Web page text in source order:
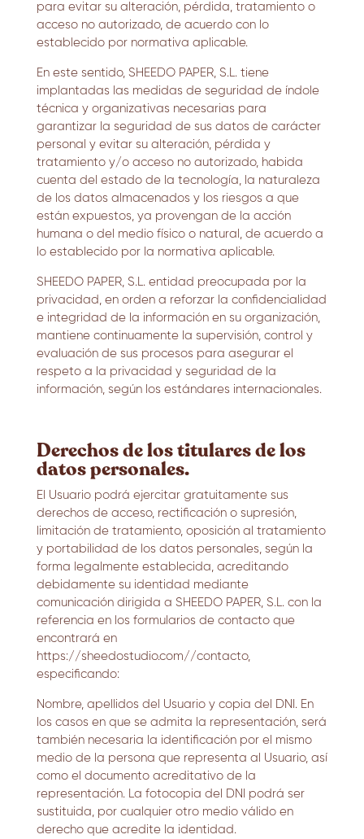
para evitar su alteración, pérdida, tratamiento o
acceso no autorizado, de acuerdo con lo
establecido por normativa aplicable.
En este sentido, SHEEDO PAPER, S.L. tiene
implantadas las medidas de seguridad de índole
técnica y organizativas necesarias para
garantizar la seguridad de sus datos de carácter
personal y evitar su alteración, pérdida y
tratamiento y/o acceso no autorizado, habida
cuenta del estado de la tecnología, la naturaleza
de los datos almacenados y los riesgos a que
están expuestos, ya provengan de la acción
humana o del medio físico o natural, de acuerdo a
lo establecido por la normativa aplicable.
SHEEDO PAPER, S.L. entidad preocupada por la
privacidad, en orden a reforzar la confidencialidad
e integridad de la información en su organización,
mantiene continuamente la supervisión, control y
evaluación de sus procesos para asegurar el
respeto a la privacidad y seguridad de la
información, según los estándares internacionales.
Derechos de los titulares de los
datos personales.
El Usuario podrá ejercitar gratuitamente sus
derechos de acceso, rectificación o supresión,
limitación de tratamiento, oposición al tratamiento
y portabilidad de los datos personales, según la
forma legalmente establecida, acreditando
debidamente su identidad mediante
comunicación dirigida a SHEEDO PAPER, S.L. con la
referencia en los formularios de contacto que
encontrará en
https://sheedostudio.com//contacto,
especificando:
Nombre, apellidos del Usuario y copia del DNI. En
los casos en que se admita la representación, será
también necesaria la identificación por el mismo
medio de la persona que representa al Usuario, así
como el documento acreditativo de la
representación. La fotocopia del DNI podrá ser
sustituida, por cualquier otro medio válido en
derecho que acredite la identidad.